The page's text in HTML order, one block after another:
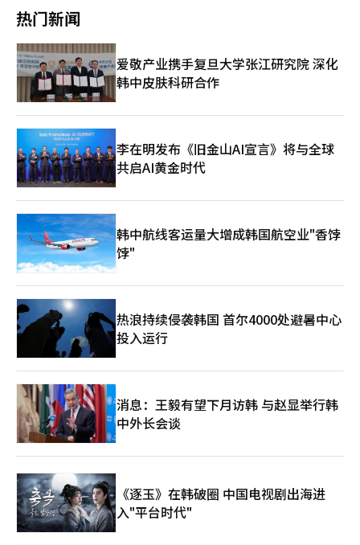
的主要股东，意义非凡。 对两大木而言，这在治理结构和业务扩
展方面都具有重要意义。金融监管机构一直在加强对虚拟资产经营
者的财务健康、大股东资格和内部控制标准的制度整顿。在这种情
况下，哈纳金融作为主要股东的参与，将有助于两大木增强经营透
明度和与制度金融的接触。 关键在于Upbit之后的增长战略。虽然
两大木在国内虚拟资产交易市场上已获得压倒性的知名度，但仅依
靠交易手续费的业务结构在市场波动中显得脆弱。与哈纳金融的合
作将成为其业务扩展至海外汇款、支付结算、代币证券、稳定币等
数字金融基础设施领域的契机。 两大木与哈纳金融已经在区块链
基础设施方面展开了合作。两大木上个月与哈纳金融、浦项国际签
署了合作协议，决定利用自有的Layer2区块链“GIWA链”共同构
建金融、数字资产和产业融合基础设施。合作的核心在于将哈纳金
融的外汇网络、浦项国际的全球供应链与两大木的区块链技术相结
款服务的技术验证。验证了能否将现有的基于SWIFT的外汇汇款体
系扩展为基于区块链的消息和结算结构。这一趋势与两大木希望从
单纯的交易所运营商转型为链上金融基础设施企业的战略相吻合。
市场也关注韩元稳定币和代币证券领域的合作可能性。如果韩元基
础的数字货币和代币化资产市场在制度框架内开放，两大木将拥有
虚拟资产用户基础和区块链技术，而哈纳金融则具备银行、证券、
外汇和资产管理能力，双方可以进行角色分工。然而，韩元稳定币
的法制化和监管标准是实现商业化的关键变量。 Upbit的实名账户
体系短期内不会发生变化。Upbit目前与K银行保持实名账户的合
作，而此次股份投资不仅是简单的账户合作变更，更是为数字资产
基础的未来金融生态系统构建进行的战略投资。 围绕两大木的另
一个变量是与NAVER金融的企业合并。公平交易委员会于去年11
月接收了NAVER金融与两大木的企业合并申请，并已开始审查。
今年3月，委员会要求提交额外资料。业内人士认为，公平交易委
员会如何定义支付、金融科技、虚拟资产和数据市场将成为审查的
核心议题。 如果与NAVER金融的合并获得批准，并加上哈纳金融
产平台、NAVER的用户接触和支付数据、哈纳金融的金融基础设
施相结合，可能形成涵盖数字资产、支付、资产管理和区块链金融
的大型生态系统。 然而，期待与挑战并存。虚拟资产交易所与金
融控股的结合伴随着用户保护、内部控制、利益冲突、市场支配力
热门新闻
爱敬产业携手复旦大学张江研究院 深化
韩中皮肤科研合作
李在明发布《旧金山AI宣言》将与全球
共启AI黄金时代
韩中航线客运量大增成韩国航空业"香饽
饽"
热浪持续侵袭韩国 首尔4000处避暑中心
投入运行
消息：王毅有望下月访韩 与赵显举行韩
中外长会谈
《逐玉》在韩破圈 中国电视剧出海进
入"平台时代"